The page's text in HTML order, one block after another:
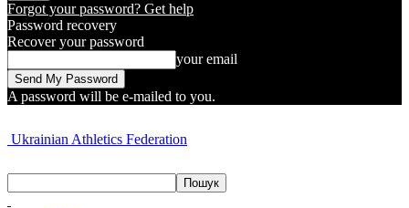
Forgot your password? Get help
Password recovery
Recover your password
your email
A password will be e-mailed to you.
Ukrainian Athletics Federation